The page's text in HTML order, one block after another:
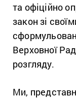
та офіційно
закон зі
Верховної
розгляду.
Ми,